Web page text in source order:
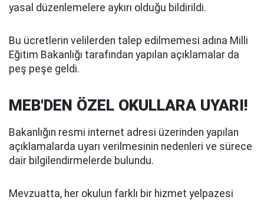
yasal düzenlemelere aykırı olduğu bildirildi.
Bu ücretlerin velilerden talep edilmemesi adına Milli
Eğitim Bakanlığı tarafından yapılan açıklamalar da
peş peşe geldi.
MEB'DEN ÖZEL OKULLARA UYARI!
Bakanlığın resmi internet adresi üzerinden yapılan
açıklamalarda uyarı verilmesinin nedenleri ve sürece
dair bilgilendirmelerde bulundu.
Mevzuatta, her okulun farklı bir hizmet yelpazesi